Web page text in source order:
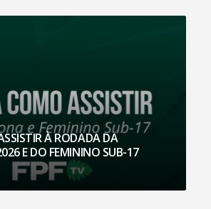
À RODADA DA
E DO FEMININO SUB-17